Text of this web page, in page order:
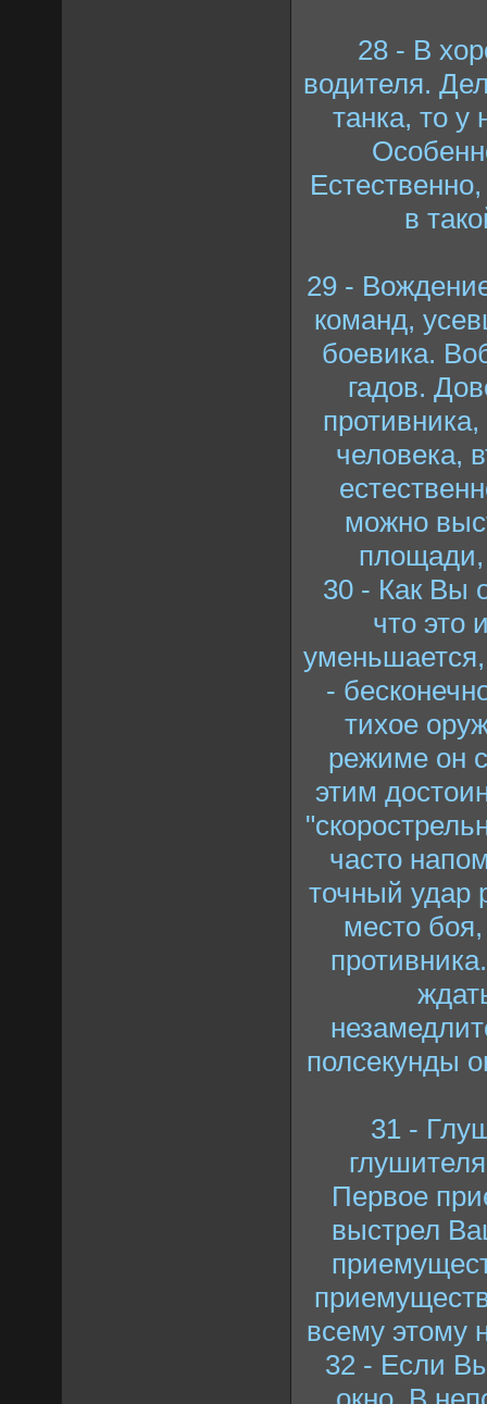
28 - В
водителя.
танка, то у
в
29 -
команд,
боевика.
гадов.
человека,
можно
площади,
30 - Как Вы
что это
-
тихое
режиме он
этим
часто
точный удар
место
полсекунды
31 -
Первое
выстрел
всему этому
32 - Если